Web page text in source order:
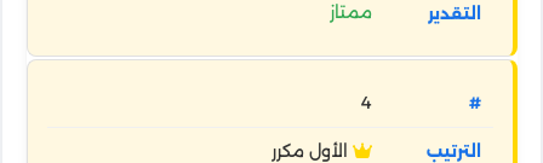
ممتاز
4
الأول مكرر